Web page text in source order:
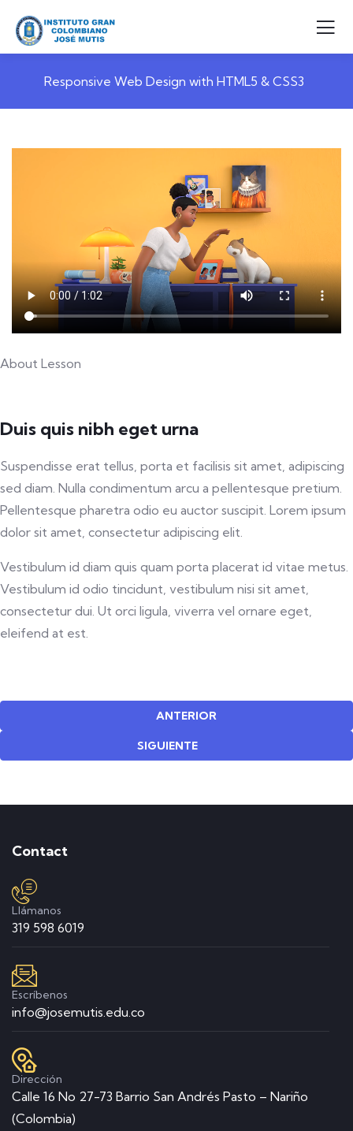
Responsive Web Design with HTML5 & CSS3
About Lesson
Duis quis nibh eget urna
Suspendisse erat tellus, porta et facilisis sit amet, adipiscing
sed diam. Nulla condimentum arcu a pellentesque pretium.
Pellentesque pharetra odio eu auctor suscipit. Lorem ipsum
dolor sit amet, consectetur adipiscing elit.
Vestibulum id diam quis quam porta placerat id vitae metus.
Vestibulum id odio tincidunt, vestibulum nisi sit amet,
consectetur dui. Ut orci ligula, viverra vel ornare eget,
eleifend at est.
ANTERIOR
SIGUIENTE
Contact
Llámanos
319 598 6019
Escríbenos
info@josemutis.edu.co
Dirección
Calle 16 No 27-73 Barrio San Andrés Pasto – Nariño
(Colombia)